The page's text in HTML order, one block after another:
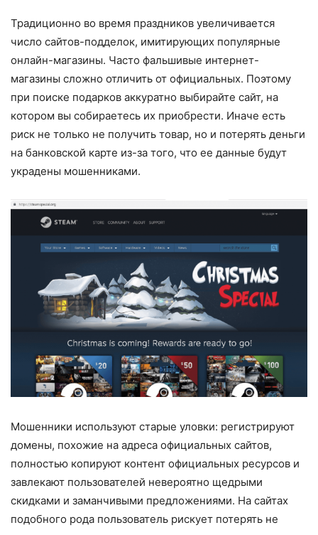
Традиционно во время праздников увеличивается
число сайтов-подделок, имитирующих популярные
онлайн-магазины. Часто фальшивые интернет-
магазины сложно отличить от официальных. Поэтому
при поиске подарков аккуратно выбирайте сайт, на
котором вы собираетесь их приобрести. Иначе есть
риск не только не получить товар, но и потерять деньги
на банковской карте из-за того, что ее данные будут
украдены мошенниками.
Мошенники используют старые уловки: регистрируют
домены, похожие на адреса официальных сайтов,
полностью копируют контент официальных ресурсов и
завлекают пользователей невероятно щедрыми
скидками и заманчивыми предложениями. На сайтах
подобного рода пользователь рискует потерять не